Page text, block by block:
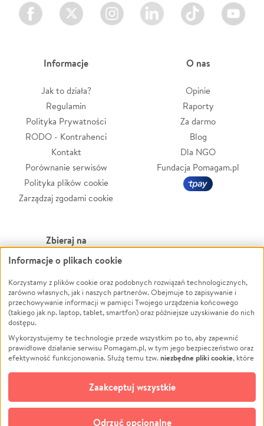
Facebook Twitter Instagram LinkedIn TikTok Youtube
Informacje
Jak to działa?
Regulamin
Polityka Prywatności
RODO - Kontrahenci
Kontakt
Porównanie serwisów
Polityka plików cookie
Zarządzaj zgodami cookie
O nas
Opinie
Raporty
Za darmo
Blog
Dla NGO
Fundacja Pomagam.pl
Zbieraj na
Leczenie
Zwierzęta
Pożar
Ukraina
Pomoc Finansowa
Projekty
Pogrzeb
Społeczność lokalna
Kultura
Powódź
Wichura
NGO
Edukacja
Podróż
Impreza
Ochrona środowiska
Biznes
Informacje o plikach cookie
Korzystamy z plików cookie oraz podobnych rozwiązań technologicznych,
zarówno własnych, jak i naszych partnerów. Obejmuje to zapisywanie i
przechowywanie informacji w pamięci Twojego urządzenia końcowego
(takiego jak np. laptop, tablet, smartfon) oraz późniejsze uzyskiwanie do nich
dostępu.
Wykorzystujemy te technologie przede wszystkim po to, aby zapewnić
prawidłowe działanie serwisu Pomagam.pl, w tym jego bezpieczeństwo oraz
efektywność funkcjonowania. Służą temu tzw.niezbędne pliki cookie, które
opcjonalnych plików cookie
technologii do celów analitycznych i retargetingowych. Możesz wyrazić
zgodę na ich stosowanie lub jej odmówić. W dowolnym momencie masz
możliwość zmiany swoich preferencji na stronie „Zarządzaj zgodami cookie”,
do której link znajdziesz w stopce serwisu Pomagam.pl. Opcjonalne pliki
Odrzuć opcjonalne
Zaakceptuj wszystkie